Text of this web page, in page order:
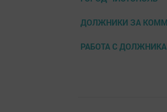
ДОЛЖНИКИ ЗА
РАБОТА С